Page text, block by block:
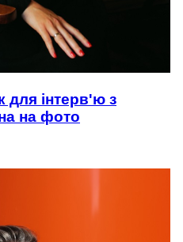
для інтерв'ю з
на фото